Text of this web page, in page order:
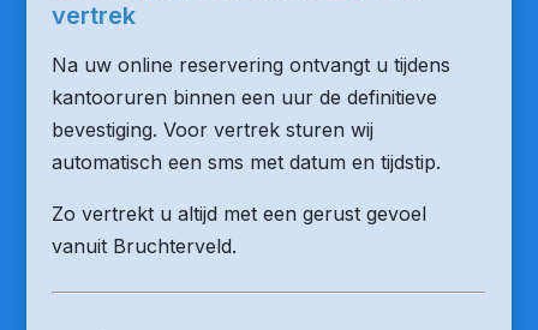
vertrek
Na uw online reservering ontvangt u tijdens
kantooruren binnen een uur de definitieve
bevestiging. Voor vertrek sturen wij
automatisch een sms met datum en tijdstip.
Zo vertrekt u altijd met een gerust gevoel
vanuit Bruchterveld.